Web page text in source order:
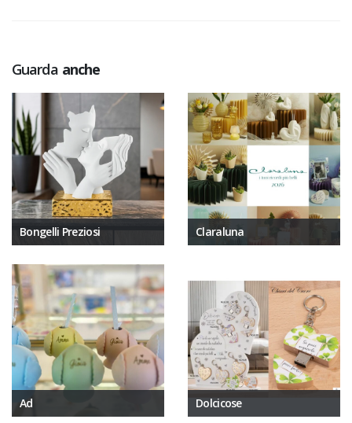
Guarda anche
Bongelli Preziosi Claraluna
Ad Dolcicose